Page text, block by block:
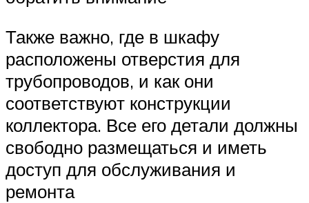
Также важно, где в шкафу
расположены отверстия для
трубопроводов, и как они
соответствуют конструкции
коллектора. Все его детали должны
свободно размещаться и иметь
доступ для обслуживания и
ремонта